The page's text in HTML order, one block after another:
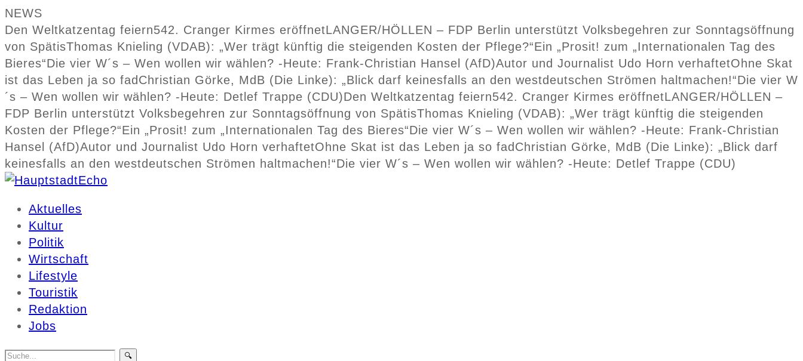
NEWS
Den Weltkatzentag feiern542. Cranger Kirmes eröffnetLANGER/HÖLLEN – FDP Berlin unterstützt Volksbegehren zur Sonntagsöffnung
von SpätisThomas Knieling (VDAB): „Wer trägt künftig die steigenden Kosten der Pflege?“Ein „Prosit! zum „Internationalen Tag des
Bieres“Die vier W´s – Wen wollen wir wählen? -Heute: Frank-Christian Hansel (AfD)Autor und Journalist Udo Horn verhaftetOhne Skat
ist das Leben ja so fad Christian Görke, MdB (Die Linke): „Blick darf keinesfalls an den westdeutschen Strömen haltmachen!“Die vier W
´s – Wen wollen wir wählen? -Heute: Detlef Trappe (CDU)Den Weltkatzentag feiern542. Cranger Kirmes eröffnetLANGER/HÖLLEN –
FDP Berlin unterstützt Volksbegehren zur Sonntagsöffnung von SpätisThomas Knieling (VDAB): „Wer trägt künftig die steigenden
Kosten der Pflege?“Ein „Prosit! zum „Internationalen Tag des Bieres“Die vier W´s – Wen wollen wir wählen? -Heute: Frank-Christian
Hansel (AfD)Autor und Journalist Udo Horn verhaftetOhne Skat ist das Leben ja so fad Christian Görke, MdB (Die Linke): „Blick darf
keinesfalls an den westdeutschen Strömen haltmachen!“Die vier W´s – Wen wollen wir wählen? -Heute: Detlef Trappe (CDU)
Aktuelles
Kultur
Politik
Wirtschaft
Lifestyle
Touristik
Redaktion
Jobs
🔍